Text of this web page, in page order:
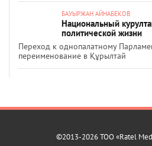
БАУЫРЖАН АЙНАБЕКОВ
Национальный
политической жизни
Переход к однопалатному
переименование в Құрылтай
©2013-2026 ТОО «Ratel